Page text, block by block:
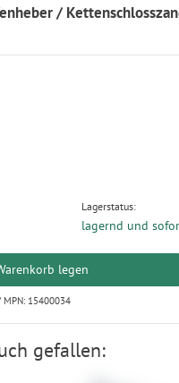
/
Lagerstatus:
lagernd und
legen
15400034
gefallen: